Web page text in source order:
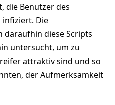
die Benutzer des
infiziert. Die
daraufhin diese Scripts
untersucht, um zu
attraktiv sind und so
der Aufmerksamkeit